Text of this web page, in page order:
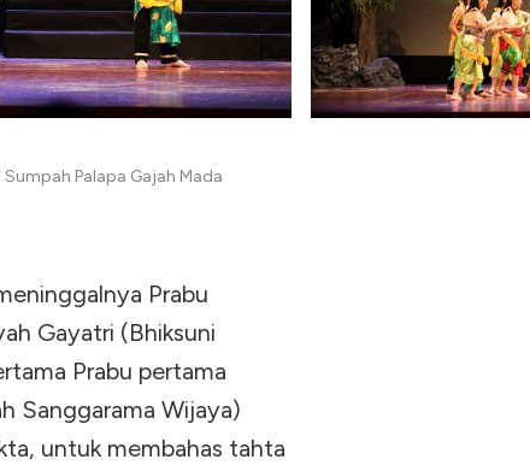
Palapa Gajah Mada
Prabu
Gayatri (Bhiksuni
Prabu pertama
Sanggarama Wijaya)
untuk membahas tahta